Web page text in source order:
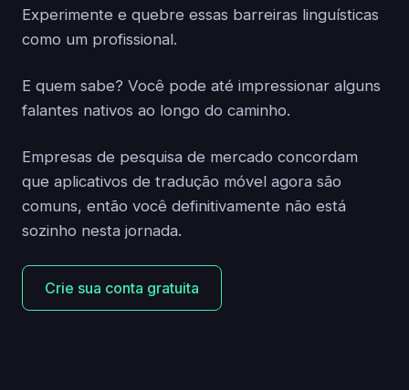
Experimente e quebre essas barreiras linguísticas
como um profissional.
E quem sabe? Você pode até impressionar alguns
falantes nativos ao longo do caminho.
Empresas de pesquisa de mercado concordam
que aplicativos de tradução móvel agora são
comuns, então você definitivamente não está
sozinho nesta jornada.
Crie sua conta gratuita